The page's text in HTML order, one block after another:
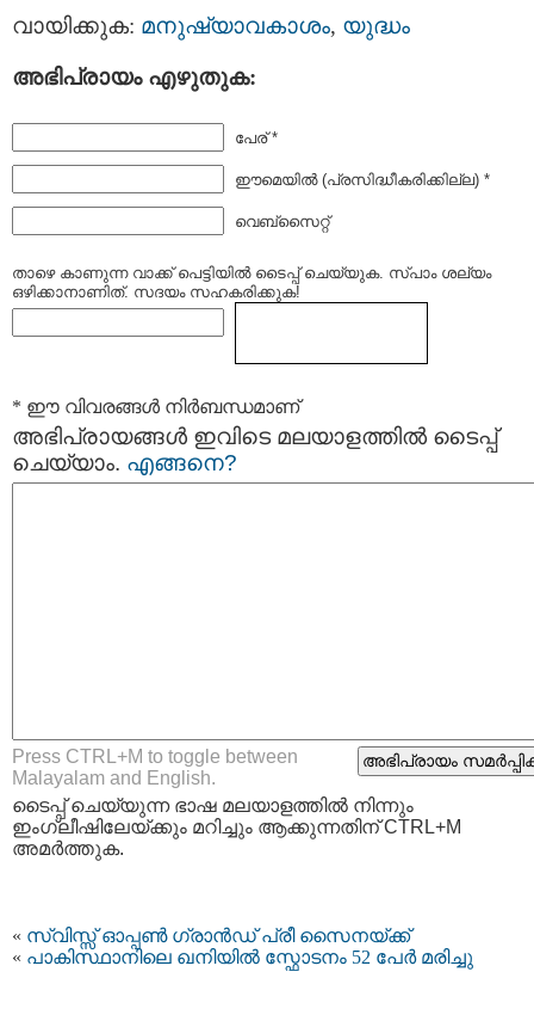
വായിക്കുക: മനുഷ്യാവകാശം, യുദ്ധം
അഭിപ്രായം എഴുതുക:
പേര് *
ഈമെയില്‍ (പ്രസിദ്ധീകരിക്കില്ല) *
വെബ്സൈറ്റ്
താഴെ കാണുന്ന വാക്ക് പെട്ടിയില്‍ ടൈപ്പ്‌ ചെയ്യുക. സ്പാം ശല്യം
ഒഴിക്കാനാണിത്. സദയം സഹകരിക്കുക!
* ഈ വിവരങ്ങള്‍ നിര്‍ബന്ധമാണ്
അഭിപ്രായങ്ങള്‍ ഇവിടെ മലയാളത്തില്‍ ടൈപ്പ്
ചെയ്യാം. എങ്ങനെ?
Press CTRL+M to toggle between
Malayalam and English.
ടൈപ്പ്‌ ചെയ്യുന്ന ഭാഷ മലയാളത്തില്‍ നിന്നും
ഇംഗ്ലീഷിലേയ്ക്കും മറിച്ചും ആക്കുന്നതിന് CTRL+M
അമര്‍ത്തുക.
« സ്വിസ്സ് ഓപ്പണ്‍ ഗ്രാന്‍ഡ് പ്രീ സൈനയ്ക്ക്
« പാകിസ്ഥാനിലെ ഖനിയില്‍ സ്ഫോടനം 52 പേര്‍ മരിച്ചു